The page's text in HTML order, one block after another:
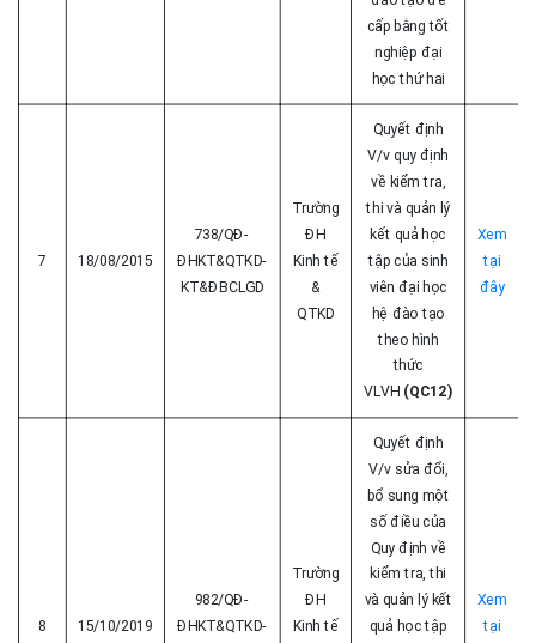
cấp bằng tốt
nghiệp đại
học thứ hai
7 18/08/2015
738/QĐ-
ĐHKT&QTKD-
KT&ĐBCLGD
Trường
ĐH
Kinh tế
&
QTKD
Quyết định
V/v quy định
về kiểm tra,
thi và quản lý
kết quả học
tập của sinh
viên đại học
hệ đào tạo
theo hình
thức
VLVH (QC12)
Xem
tại
đây
8 15/10/2019
982/QĐ-
ĐHKT&QTKD-
Trường
ĐH
Kinh tế
Quyết định
V/v sửa đổi,
bổ sung một
số điều của
Quy định về
kiểm tra, thi
và quản lý kết
quả học tập
Xem
tại